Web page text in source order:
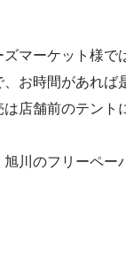
ズマーケット様で
、お時間があれば
店舗前のテント
旭川のフリーペー